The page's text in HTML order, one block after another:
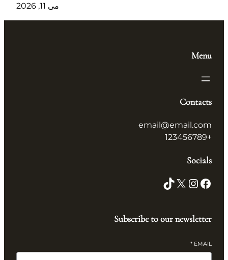
می 11, 2026
Menu
Contacts
email@email.com
+123456789
Socials
Facebook
Instagram
X
TikTok
Subscribe to our newsletter
EMAIL
*